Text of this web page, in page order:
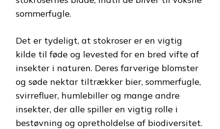
sommerfugle.
Det er tydeligt, at stokroser er en vigtig
kilde til føde og levested for en bred vifte af
insekter i naturen. Deres farverige blomster
og søde nektar tiltrækker bier, sommerfugle,
svirrefluer, humlebiller og mange andre
insekter, der alle spiller en vigtig rolle i
bestøvning og opretholdelse af biodiversitet.